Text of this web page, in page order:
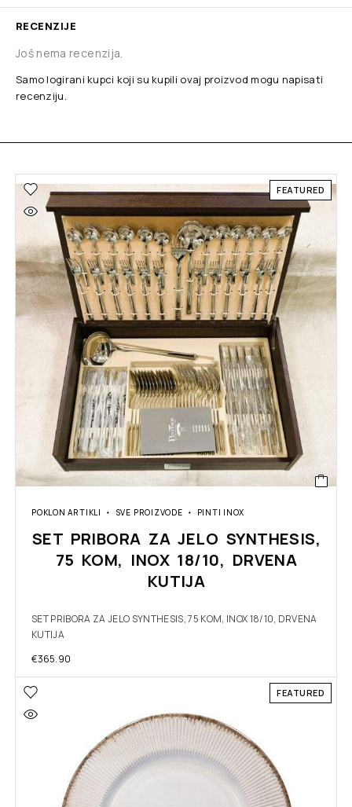
RECENZIJE
Još nema recenzija.
Samo logirani kupci koji su kupili ovaj proizvod mogu napisati
recenziju.
FEATURED
POKLON ARTIKLI SVE PROIZVODE PINTI INOX
SET PRIBORA ZA JELO SYNTHESIS,
75 KOM, INOX 18/10, DRVENA
KUTIJA
SET PRIBORA ZA JELO SYNTHESIS, 75 KOM, INOX 18/10, DRVENA
KUTIJA
€365.90
FEATURED